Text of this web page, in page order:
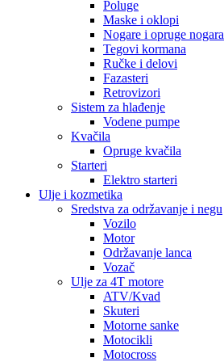
Poluge
Maske i oklopi
Nogare i opruge nogara
Tegovi kormana
Ručke i delovi
Fazasteri
Retrovizori
Sistem za hlađenje
Vodene pumpe
Kvačila
Opruge kvačila
Starteri
Elektro starteri
Ulje i kozmetika
Sredstva za održavanje i negu
Vozilo
Motor
Održavanje lanca
Vozač
Ulje za 4T motore
ATV/Kvad
Skuteri
Motorne sanke
Motocikli
Motocross